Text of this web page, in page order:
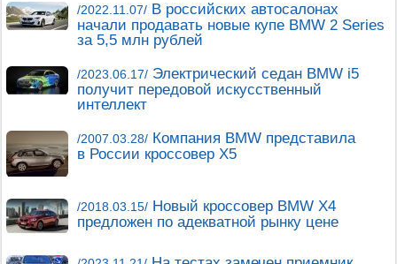
/2022.11.07/ В российских автосалонах
начали продавать новые купе BMW 2 Series
за 5,5 млн рублей
/2023.06.17/ Электрический седан BMW i5
получит передовой искусственный
интеллект
/2007.03.28/ Компания BMW представила
в России кроссовер Х5
/2018.03.15/ Новый кроссовер BMW X4
предложен по адекватной рынку цене